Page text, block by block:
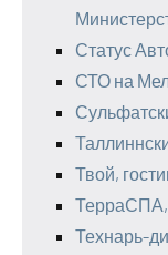
Статус
СТО на
Твой,
ТерраСПА,
Технарь-